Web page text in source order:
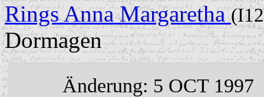
Rings Anna Margaretha
Dormagen
Änderung: 5 OCT 1997